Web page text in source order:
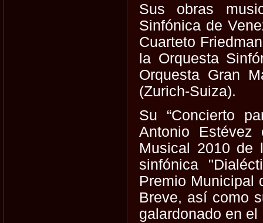
Sus obras
Sinfónica de
Cuarteto
la Orquesta
Orquesta Gran
(Zurich-Suiza).
Su “Concierto
Antonio
Musical 2010 de
sinfónica
Premio Municipal
Breve, así como
galardonado en